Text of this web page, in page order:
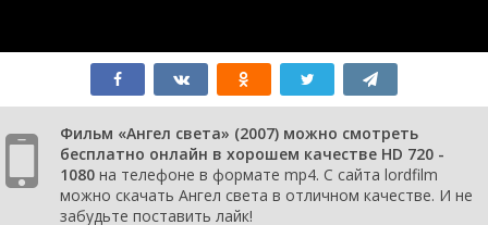
Фильм «Ангел света» (2007) можно смотреть
бесплатно онлайн в хорошем качестве HD 720 -
1080 на телефоне в формате mp4. С сайта lordfilm
можно скачать Ангел света в отличном качестве. И не
забудьте поставить лайк!